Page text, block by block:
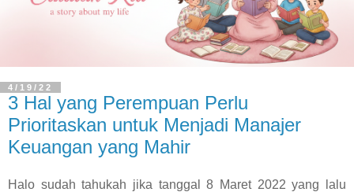
4/19/22
3 Hal yang Perempuan Perlu
Prioritaskan untuk Menjadi Manajer
Keuangan yang Mahir
Halo sudah tahukah jika tanggal 8 Maret 2022 yang lalu